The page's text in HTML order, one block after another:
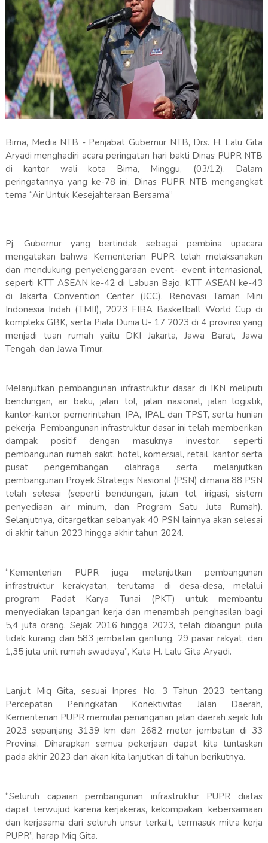
Bima, Media NTB - Penjabat Gubernur NTB, Drs. H. Lalu Gita
Aryadi menghadiri acara peringatan hari bakti Dinas PUPR NTB
di kantor wali kota Bima, Minggu, (03/12). Dalam
peringatannya yang ke-78 ini, Dinas PUPR NTB mengangkat
tema “Air Untuk Kesejahteraan Bersama”
Pj. Gubernur yang bertindak sebagai pembina upacara
mengatakan bahwa Kementerian PUPR telah melaksanakan
dan mendukung penyelenggaraan event- event internasional,
seperti KTT ASEAN ke-42 di Labuan Bajo, KTT ASEAN ke-43
di Jakarta Convention Center (JCC), Renovasi Taman Mini
Indonesia Indah (TMII), 2023 FIBA Basketball World Cup di
kompleks GBK, serta Piala Dunia U- 17 2023 di 4 provinsi yang
menjadi tuan rumah yaitu DKI Jakarta, Jawa Barat, Jawa
Tengah, dan Jawa Timur.
Melanjutkan pembangunan infrastruktur dasar di IKN meliputi
bendungan, air baku, jalan tol, jalan nasional, jalan logistik,
kantor-kantor pemerintahan, IPA, IPAL dan TPST, serta hunian
pekerja. Pembangunan infrastruktur dasar ini telah memberikan
dampak positif dengan masuknya investor, seperti
pembangunan rumah sakit, hotel, komersial, retail, kantor serta
pusat pengembangan olahraga serta melanjutkan
pembangunan Proyek Strategis Nasional (PSN) dimana 88 PSN
telah selesai (seperti bendungan, jalan tol, irigasi, sistem
penyediaan air minum, dan Program Satu Juta Rumah).
Selanjutnya, ditargetkan sebanyak 40 PSN lainnya akan selesai
di akhir tahun 2023 hingga akhir tahun 2024.
“Kementerian PUPR juga melanjutkan pembangunan
infrastruktur kerakyatan, terutama di desa-desa, melalui
program Padat Karya Tunai (PKT) untuk membantu
menyediakan lapangan kerja dan menambah penghasilan bagi
5,4 juta orang. Sejak 2016 hingga 2023, telah dibangun pula
tidak kurang dari 583 jembatan gantung, 29 pasar rakyat, dan
1,35 juta unit rumah swadaya”, Kata H. Lalu Gita Aryadi.
Lanjut Miq Gita, sesuai Inpres No. 3 Tahun 2023 tentang
Percepatan Peningkatan Konektivitas Jalan Daerah,
Kementerian PUPR memulai penanganan jalan daerah sejak Juli
2023 sepanjang 3139 km dan 2682 meter jembatan di 33
Provinsi. Diharapkan semua pekerjaan dapat kita tuntaskan
pada akhir 2023 dan akan kita lanjutkan di tahun berikutnya.
“Seluruh capaian pembangunan infrastruktur PUPR diatas
dapat terwujud karena kerjakeras, kekompakan, kebersamaan
dan kerjasama dari seluruh unsur terkait, termasuk mitra kerja
PUPR”, harap Miq Gita.